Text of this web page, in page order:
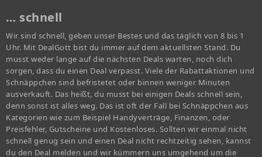
… schnell
Wir sind schnell, geben unser Bestes und das täglich von 8 bis 1
Uhr. Mit DealGott bist du immer auf dem aktuellsten Stand. Du
musst weder lange auf die nächsten Deals warten, noch dich
sorgen, dass du einen Deal verpasst. Viele der Rabattaktionen und
Schnäppchen sind befristetet oder binnen weniger Minuten
ausverkauft. Das heißt, du musst bei einigen Deals schnell sein,
denn sonst ist alles weg. Das ist oft der Fall bei Schnäppchen aus
Kategorien wie zum Beispiel Handyverträge, Finanzen, oder
Preisfehler, Gutscheine und Kostenloses. Sollten wir einmal nicht
schnell genug sein und einen Deal nicht rechtzeitig sehen, kannst
du den Deal melden und wir kümmern uns umgehend um die